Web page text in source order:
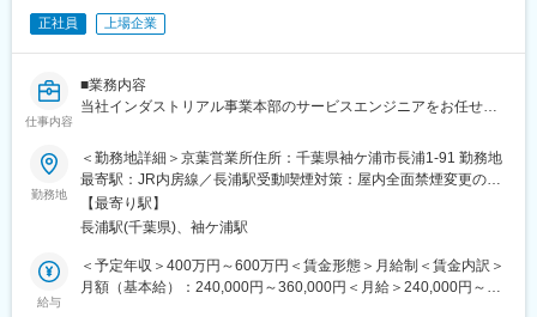
他社製品との接続
※下記企業HP内に商品の説明がございます。
https://www.dentsplysirona.com/ja-jp
＜過去に入社された方の経歴＞
アの保守点検、ITシステムの開発エンジニア、大型空調機のメン
テナンス、建築設備（ICカード）、宅配ボックスの設置・修理、
コピー機メンテナンスなど
PCなどの機械の組み立てや修理などが得意な方にはオススメで
＜入社の決め手例＞
正社員 上場企業
仕事内容
■業務内容
当社インダストリアル事業本部のサービスエンジニアをお任せし
■主な業務内容
・ポンプの定期点検（分解、部品検査等）、据え付け、試運転調
整
・ポンプ故障時の原因調査、故障機器の分解点検、交換等
・営業への技術サポート(顧客折衝・技術提案・見積作成)
・営業所での修理対応
勤務地
＜勤務地詳細＞京葉営業所住所：千葉県袖ケ浦市長浦1-91 勤務地
最寄駅：JR内房線／長浦駅受動喫煙対策：屋内全面禁煙変更の範
囲：会社の定める事業所（リモートワーク含む）
【最寄り駅】
長浦駅(千葉県)、袖ケ浦駅
給与
＜予定年収＞400万円～600万円＜賃金形態＞月給制＜賃金内訳＞
月額（基本給）：240,000円～360,000円＜月給＞240,000円～